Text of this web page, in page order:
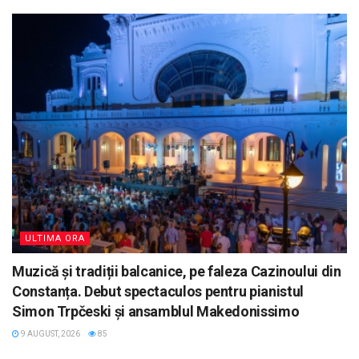
ULTIMA ORA
Muzică și tradiții balcanice, pe faleza Cazinoului din
Constanța. Debut spectaculos pentru pianistul
Simon Trpčeski și ansamblul Makedonissimo
9 AUGUST, 2026 85